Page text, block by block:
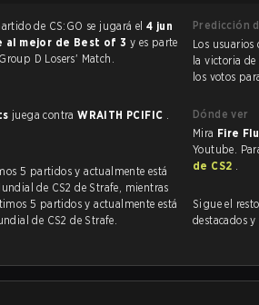
El partido de CS:GO se jugará el4 jun
al mejor de Best of 3 y es parte
D Losers' Match.
juega contraWRAITH PCIFIC .
5 partidos y actualmente está
de CS2 de Strafe, mientras
5 partidos y actualmente está
de CS2 de Strafe.
Predicción
Los usuarios de Strafe tienen un favorito
la victoria de
los votos
Dónde ver
Mira Fire
Youtube.
de CS2 .
Sigue el
destacados